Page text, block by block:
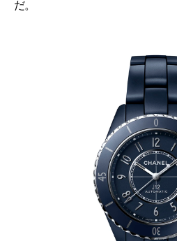
だ。